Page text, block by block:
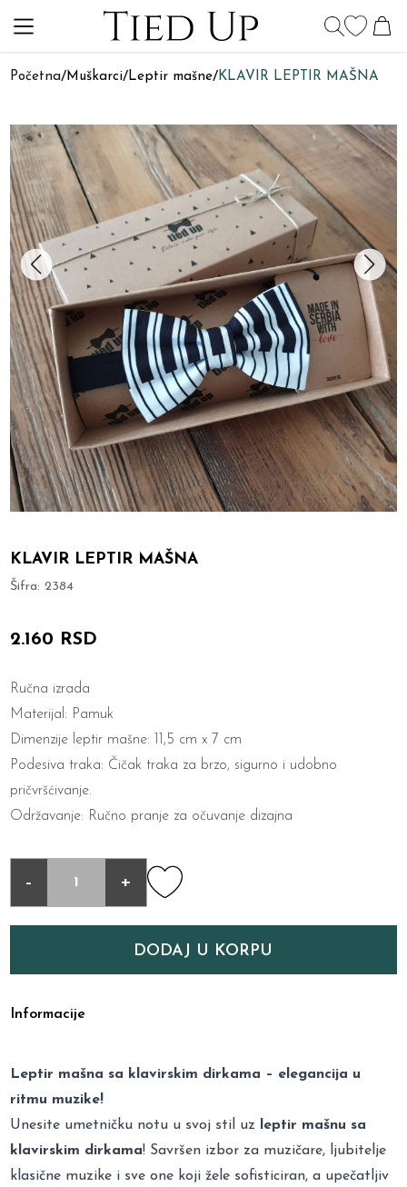
Početna/Muškarci/Leptir mašne/KLAVIR LEPTIR MAŠNA
KLAVIR LEPTIR MAŠNA
Šifra:2384
2.160 RSD
Ručna izrada
Materijal: Pamuk
Dimenzije leptir mašne: 11,5 cm x 7 cm
Podesiva traka: Čičak traka za brzo, sigurno i udobno
pričvršćivanje.
Održavanje: Ručno pranje za očuvanje dizajna
- +
DODAJ U KORPU
Informacije
Leptir mašna sa klavirskim dirkama – elegancija u
ritmu muzike!
Unesite umetničku notu u svoj stil uz
leptir mašnu sa
klavirskim dirkama! Savršen izbor za muzičare, ljubitelje
klasične muzike i sve one koji žele sofisticiran, a upečatljiv